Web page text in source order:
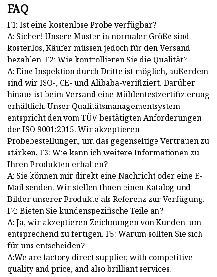
FAQ
F1: Ist eine kostenlose Probe verfügbar?
A: Sicher! Unsere Muster in normaler Größe sind
kostenlos, Käufer müssen jedoch für den Versand
bezahlen. F2: Wie kontrollieren Sie die Qualität?
A: Eine Inspektion durch Dritte ist möglich, außerdem
sind wir ISO-, CE- und Alibaba-verifiziert. Darüber
hinaus ist beim Versand eine Mühlentestzertifizierung
erhältlich. Unser Qualitätsmanagementsystem
entspricht den vom TÜV bestätigten Anforderungen
der ISO 9001:2015. Wir akzeptieren
Probebestellungen, um das gegenseitige Vertrauen zu
stärken. F3: Wie kann ich weitere Informationen zu
Ihren Produkten erhalten?
A: Sie können mir direkt eine Nachricht oder eine E-
Mail senden. Wir stellen Ihnen einen Katalog und
Bilder unserer Produkte als Referenz zur Verfügung.
F4: Bieten Sie kundenspezifische Teile an?
A: Ja, wir akzeptieren Zeichnungen von Kunden, um
entsprechend zu fertigen. F5: Warum sollten Sie sich
für uns entscheiden?
A:We are factory direct supplier, with competitive
quality and price, and also brilliant services.